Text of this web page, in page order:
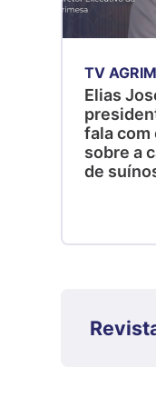
TV
Elias
fala com
sobre a
de